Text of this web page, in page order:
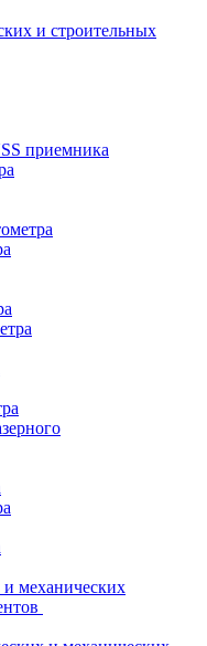
и строительных
приемника
и механических